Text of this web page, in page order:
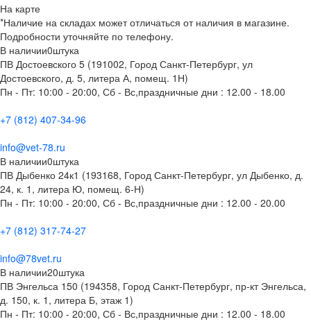
На карте
*Наличие на складах может отличаться от наличия в магазине.
Подробности уточняйте по телефону.
В наличии0штука
ПВ Достоевского 5 (191002, Город Санкт-Петербург, ул
Достоевского, д. 5, литера А, помещ. 1Н)
Пн - Пт: 10:00 - 20:00, Сб - Вс,праздничные дни : 12.00 - 18.00
+7 (812) 407-34-96
info@vet-78.ru
В наличии0штука
ПВ Дыбенко 24к1 (193168, Город Санкт-Петербург, ул Дыбенко, д.
24, к. 1, литера Ю, помещ. 6-Н)
Пн - Пт: 10:00 - 20:00, Сб - Вс,праздничные дни : 12.00 - 20.00
+7 (812) 317-74-27
info@78vet.ru
В наличии20штука
ПВ Энгельса 150 (194358, Город Санкт-Петербург, пр-кт Энгельса,
д. 150, к. 1, литера Б, этаж 1)
Пн - Пт: 10:00 - 20:00, Сб - Вс,праздничные дни : 12.00 - 18.00